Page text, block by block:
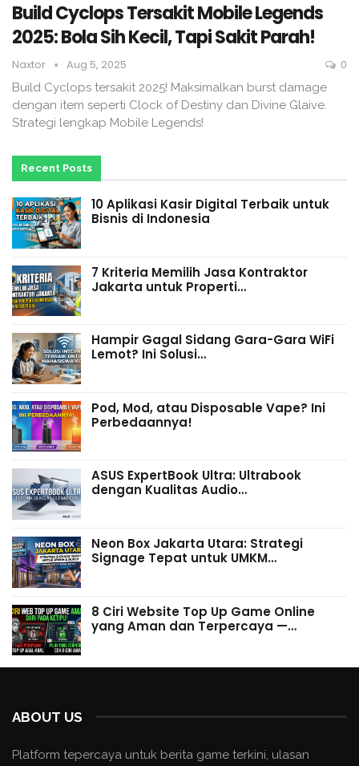
Build Cyclops Tersakit Mobile Legends
2025: Bola Sih Kecil, Tapi Sakit Parah!
Naxtor Aug 5, 2025 0
Build Cyclops tersakit 2025! Maksimalkan burst damage
dengan item seperti Clock of Destiny dan Divine Glaive.
Strategi lengkap Mobile Legends!
Recent Posts
10 Aplikasi Kasir Digital Terbaik untuk
Bisnis di Indonesia
7 Kriteria Memilih Jasa Kontraktor
Jakarta untuk Properti…
Hampir Gagal Sidang Gara-Gara WiFi
Lemot? Ini Solusi…
Pod, Mod, atau Disposable Vape? Ini
Perbedaannya!
ASUS ExpertBook Ultra: Ultrabook
dengan Kualitas Audio…
Neon Box Jakarta Utara: Strategi
Signage Tepat untuk UMKM…
8 Ciri Website Top Up Game Online
yang Aman dan Terpercaya —…
ABOUT US
Platform tepercaya untuk berita game terkini, ulasan